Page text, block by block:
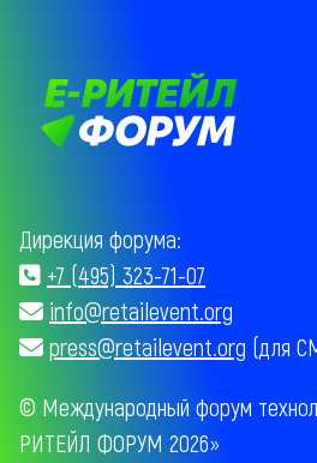
Дирекция форума:
+7 (495) 323-71-07
info@retailevent.org
press@retailevent.org (для
© Международный форум
РИТЕЙЛ ФОРУМ 2026»